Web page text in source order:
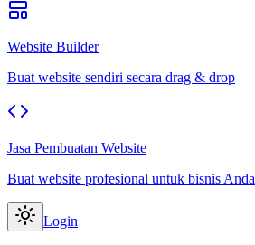
Website Builder
Buat website sendiri secara drag & drop
Jasa Pembuatan Website
Buat website profesional untuk bisnis Anda
Login